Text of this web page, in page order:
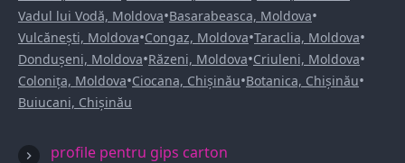
Vadul lui Vodă, Moldova•Basarabeasca, Moldova•
Vulcănești, Moldova•Congaz, Moldova•Taraclia, Moldova•
Dondușeni, Moldova•Răzeni, Moldova•Criuleni, Moldova•
Colonița, Moldova•Ciocana, Chișinău•Botanica, Chișinău•
Buiucani, Chișinău
profile pentru gips carton